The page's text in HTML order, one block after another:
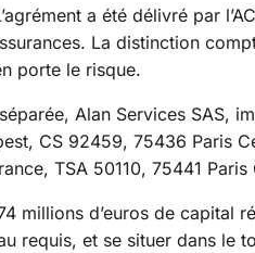
a été délivré par
La distinction
porte le risque.
Alan Services SAS,
CS 92459, 75436 Paris
TSA 50110, 75441
millions d’euros de capital
requis, et se situer dans le